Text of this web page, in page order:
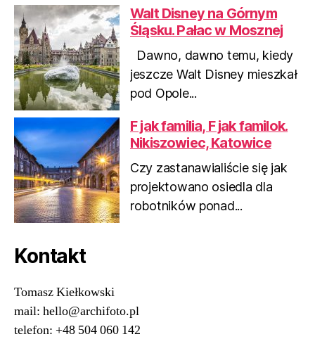
Walt Disney na Górnym
Śląsku. Pałac w Mosznej
Dawno, dawno temu, kiedy
jeszcze Walt Disney mieszkał
pod Opole...
F jak familia, F jak familok.
Nikiszowiec, Katowice
Czy zastanawialiście się jak
projektowano osiedla dla
robotników ponad...
Kontakt
Tomasz Kiełkowski
mail: hello@archifoto.pl
telefon: +48 504 060 142